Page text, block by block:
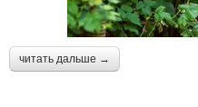
читать дальше →